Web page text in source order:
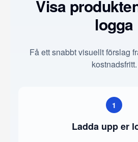
Visa
logga
Få ett snabbt visuellt förslag
kostnadsfritt.
1
Ladda upp er